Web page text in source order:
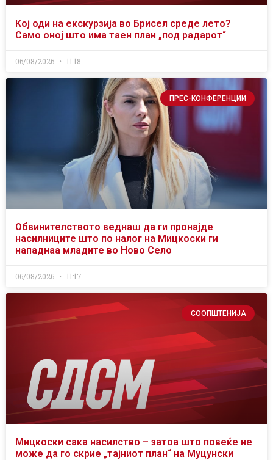
Кој оди на екскурзија во Брисел среде лето?
Само оној што има таен план „под радарот“
06/08/2026 11:18
ПРЕС-КОНФЕРЕНЦИИ
Обвинителството веднаш да ги пронајде
насилниците што по налог на Мицкоски ги
нападнаа младите во Ново Село
06/08/2026 11:17
СООПШТЕНИЈА
Мицкоски сака насилство – затоа што повеќе не
може да го скрие „тајниот план“ на Муцунски